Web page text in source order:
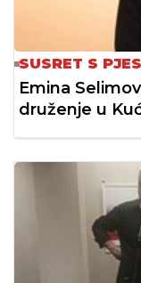
SUSRET S
Emina
druženje u